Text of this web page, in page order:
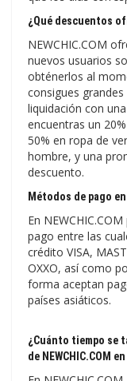
¿Qué descuentos
NEWCHIC.COM
nuevos usuarios
obténerlos al
consigues
liquidación con
encuentras un
50% en ropa de
hombre, y una
descuento.
Métodos de pago en
En
pago entre las
crédito VISA,
OXXO, así como
forma aceptan
países asiáticos.
¿Cuánto tiempo se
de NEWCHIC.COM